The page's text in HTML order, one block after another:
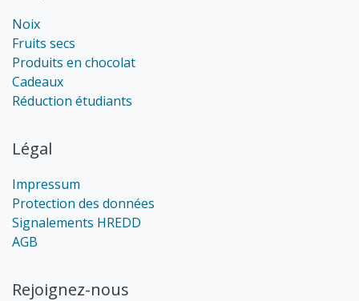
Noix
Fruits secs
Produits en chocolat
Cadeaux
Réduction étudiants
Légal
Impressum
Protection des données
Signalements HREDD
AGB
Rejoignez-nous